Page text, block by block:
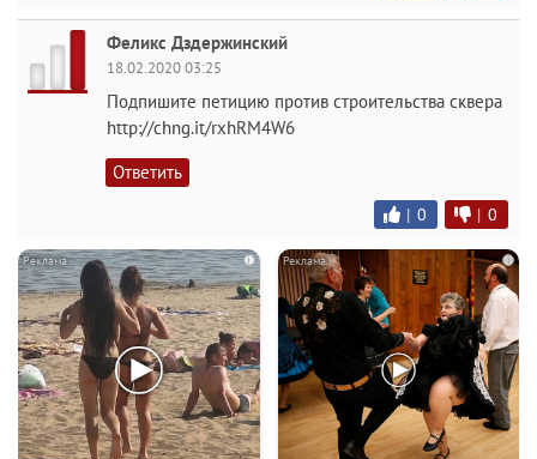
Феликс Дздержинский
18.02.2020 03:25
Подпишите петицию против строительства сквера
http://chng.it/rxhRM4W6
Ответить
| 0 | 0
i i